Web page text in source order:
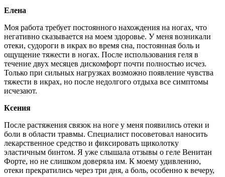
Елена
Моя работа требует постоянного нахождения на ногах, что
негативно сказывается на моем здоровье. У меня возникали
отеки, судороги в икрах во время сна, постоянная боль и
ощущение тяжести в ногах. После использования геля в
течение двух месяцев дискомфорт почти полностью исчез.
Только при сильных нагрузках возможно появление чувства
тяжести в икрах, но после недолгого отдыха все симптомы
исчезают.
Ксения
После растяжения связок на ноге у меня появились отеки и
боли в области травмы. Специалист посоветовал наносить
лекарственное средство и фиксировать щиколотку
эластичным бинтом. Я уже слышала отзывы о геле Венитан
Форте, но не слишком доверяла им. К моему удивлению,
отеки прекратились через три дня, а боль, особенно к вечеру,